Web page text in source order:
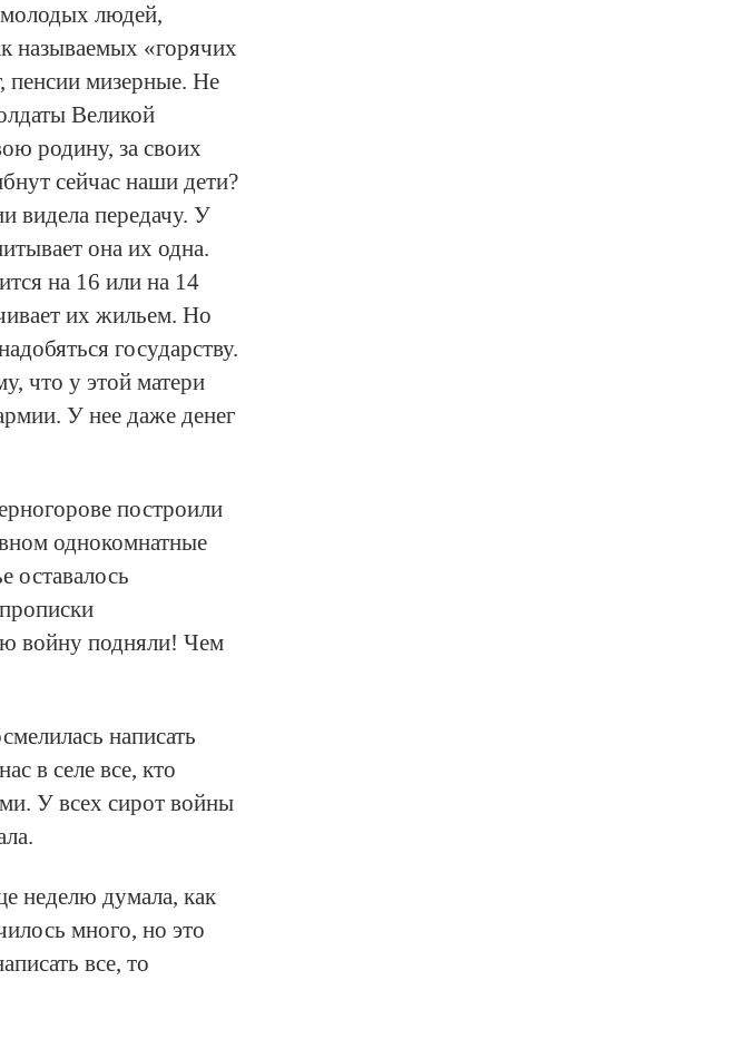
людей,
называемых «горячих
пенсии мизерные. Не
Beликой
родину, за своих
сейчас наши дети?
видела передачу. У
она их одна.
на 16 или на 14
их жильем. Но
государству.
что у этой матери
У нее даже денег
построили
однокомнатные
оставалось
войну подняли! Чем
написать
в селе все, кто
У всех сирот войны
неделю думала, как
много, но это
все, то